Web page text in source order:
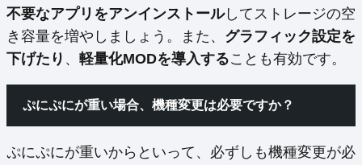
不要なアプリをアンインストールしてストレージの空
き容量を増やしましょう。また、 グラフィック設定を
下げたり 、 軽量化MODを導入することも有効です。
ぷにぷにが重い場合、機種変更は必要ですか？
ぷにぷにが重いからといって、必ずしも機種変更が必